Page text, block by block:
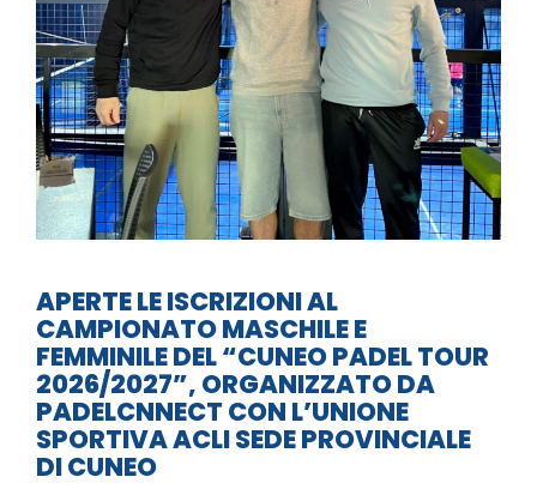
APERTE LE ISCRIZIONI AL
CAMPIONATO MASCHILE E
FEMMINILE DEL “CUNEO PADEL TOUR
2026/2027”, ORGANIZZATO DA
PADELCNNECT CON L’UNIONE
SPORTIVA ACLI SEDE PROVINCIALE
DI CUNEO